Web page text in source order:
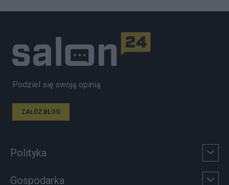
Podziel się swoją opinią
ZAŁÓŻ BLOG
Polityka
Gospodarka